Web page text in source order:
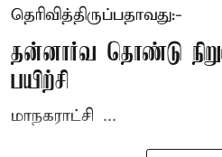
தெரிவித்திருப்பதாவது:-
தன்னார்வ தொண்டு
பயிற்சி
மாநகராட்சி ...